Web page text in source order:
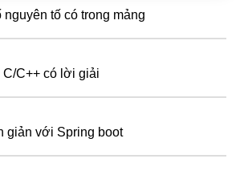
tố có trong mảng
C++ có lời giải
giản với Spring boot